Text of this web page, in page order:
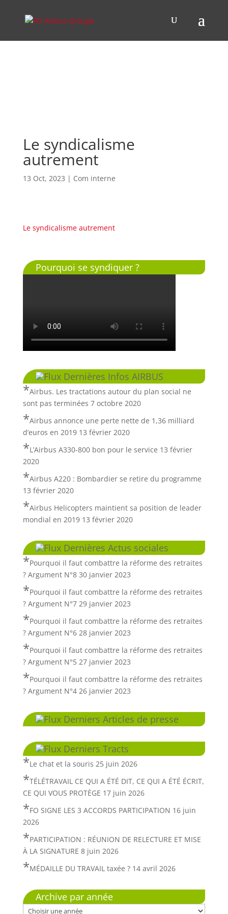
Le syndicalisme
autrement
13 Oct, 2023 | Com interne
Le syndicalisme autrement
Pourquoi se syndiquer ?
Dernières Infos AIRBUS
Airbus. Les tractations autour du plan social ne
sont pas terminées 7 octobre 2020
Airbus annonce une perte nette de 1,36 milliard
d’euros en 2019 13 février 2020
L’Airbus A330-800 bon pour le service 13 février
2020
Airbus A220 : Bombardier se retire du programme
13 février 2020
Airbus Helicopters maintient sa position de leader
mondial en 2019 13 février 2020
Dernières Actus sociales
Pourquoi il faut combattre la réforme des retraites
? Argument N°8 30 janvier 2023
Pourquoi il faut combattre la réforme des retraites
? Argument N°7 29 janvier 2023
Pourquoi il faut combattre la réforme des retraites
? Argument N°6 28 janvier 2023
Pourquoi il faut combattre la réforme des retraites
? Argument N°5 27 janvier 2023
Pourquoi il faut combattre la réforme des retraites
? Argument N°4 26 janvier 2023
Derniers Articles de presse
Derniers Tracts
Le chat et la souris 25 juin 2026
TÉLÉTRAVAIL CE QUI A ÉTÉ DIT, CE QUI A ÉTÉ ÉCRIT,
CE QUI VOUS PROTÈGE 17 juin 2026
FO SIGNE LES 3 ACCORDS PARTICIPATION 16 juin
2026
PARTICIPATION : RÉUNION DE RELECTURE ET MISE
À LA SIGNATURE 8 juin 2026
MÉDAILLE DU TRAVAIL taxée ? 14 avril 2026
Archive par année